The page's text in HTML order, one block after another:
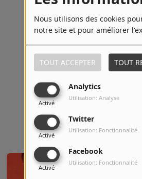
Nous utilisons des cookies
notre site et pour améliorer
TOUT ACCEPTER TOUT
Analytics
Activé
Utilisation: Analyse
Twitter
Activé
Utilisation: Fonctionnalité
Facebook
Activé
Utilisation: Fonctionnalité
8
10